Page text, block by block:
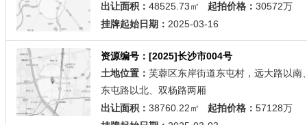
出让面积： 48525.73㎡ 起拍价格： 30572万
挂牌起始日期： 2025-03-16
资源编号：[2025]长沙市004号
土地位置： 芙蓉区东岸街道东屯村，远大路以南
东屯路以北、双杨路两厢
出让面积： 38760.22㎡ 起拍价格： 57128万